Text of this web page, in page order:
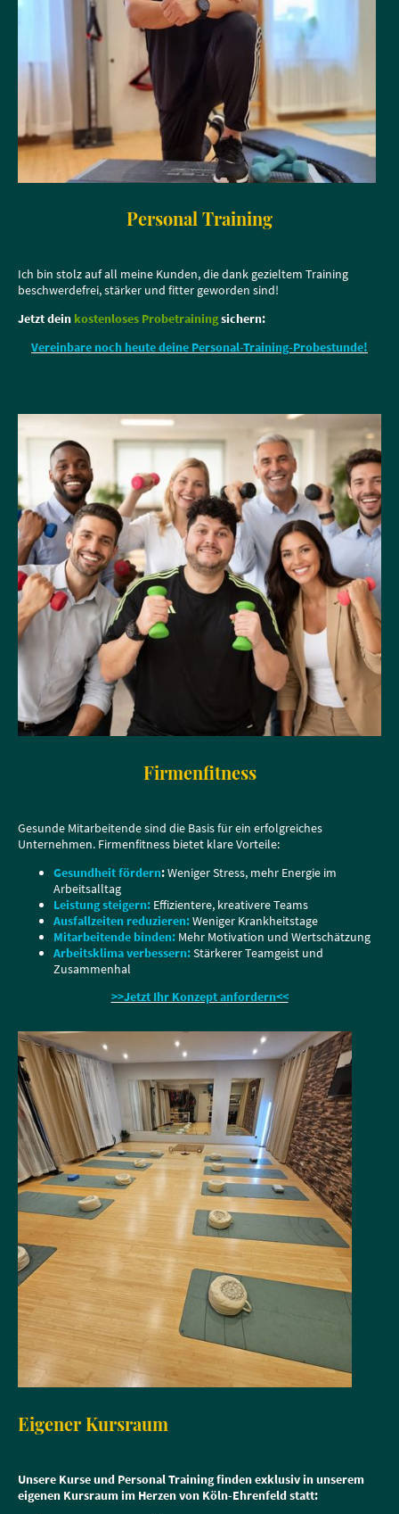
Personal Training
Ich bin stolz auf all meine Kunden, die dank gezieltem Training
beschwerdefrei, stärker und fitter geworden sind!
Jetzt dein kostenloses Probetrainingsichern:
Vereinbare noch heute deine Personal-Training-Probestunde!
Firmenfitness
Gesunde Mitarbeitende sind die Basis für ein erfolgreiches
Unternehmen. Firmenfitness bietet klare Vorteile:
Gesundheit fördern:Weniger Stress, mehr Energie im
Arbeitsalltag
Leistung steigern: Effizientere, kreativere Teams
Ausfallzeiten reduzieren:Weniger Krankheitstage
Mitarbeitende binden: Mehr Motivation und Wertschätzung
Arbeitsklima verbessern:Stärkerer Teamgeist und
Zusammenhal
>>Jetzt Ihr Konzept anfordern<<
Eigener Kursraum
Unsere Kurse und Personal Training finden exklusiv in unserem
eigenen Kursraum im Herzen von Köln-Ehrenfeld statt: